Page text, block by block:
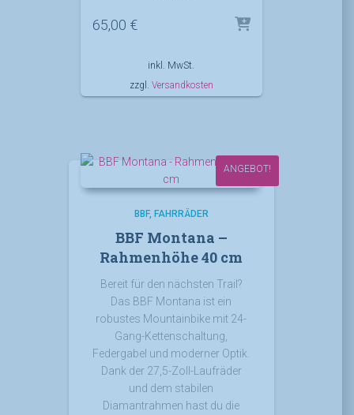
65,00 €
inkl. MwSt.
zzgl. Versandkosten
ANGEBOT!
BBF FAHRRÄDER
BBF Montana –
Rahmenhöhe 40 cm
Bereit für den nächsten Trail?
Das BBF Montana ist ein
robustes Mountainbike mit 24-
Gang-Kettenschaltung,
Federgabel und moderner Optik.
Dank der 27,5-Zoll-Laufräder
und dem stabilen
Diamantrahmen hast du die